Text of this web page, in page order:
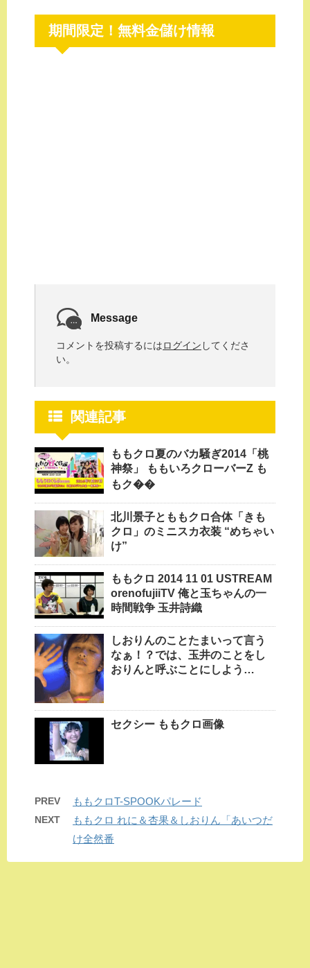
期間限定！無料金儲け情報
Message
コメントを投稿するにはログイン してくださ
い。
関連記事
ももクロ夏のバカ騒ぎ2014「桃
神祭」 ももいろクローバーZ も
もク��
北川景子とももクロ合体「きも
クロ」のミニスカ衣装 “めちゃい
け”
ももクロ 2014 11 01 USTREAM
orenofujiiTV 俺と玉ちゃんの一
時間戦争 玉井詩織
しおりんのことたまいって言う
なぁ！？では、玉井のことをし
おりんと呼ぶことにしよう…
セクシー ももクロ画像
PREV ももクロT-SPOOKパレード
NEXT
ももクロ れに＆杏果＆しおりん「あいつだ
け全然番